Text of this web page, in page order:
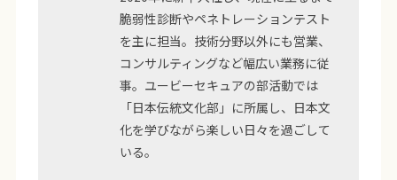
脆弱性診断やペネトレーションテスト
を主に担当。技術分野以外にも営業、
コンサルティングなど幅広い業務に従
事。ユービーセキュアの部活動では
「日本伝統文化部」に所属し、日本文
化を学びながら楽しい日々を過ごして
いる。